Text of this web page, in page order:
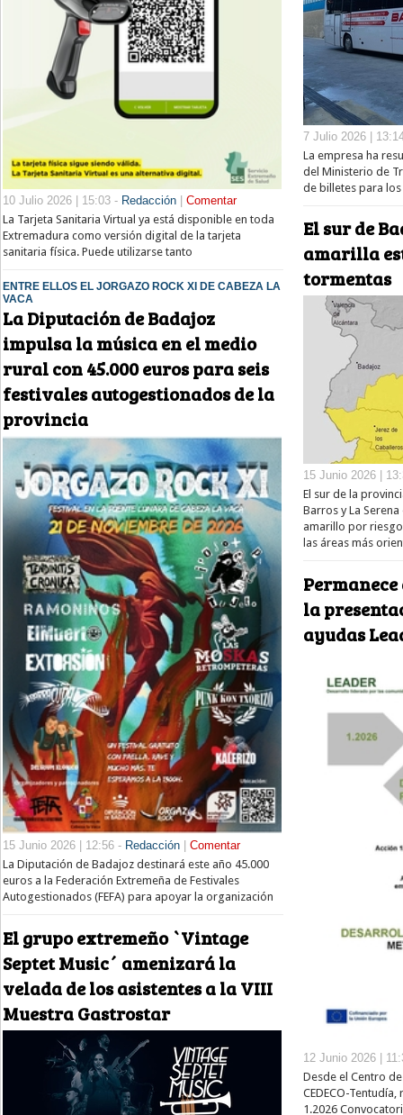
10 Julio 2026 | 15:03 - Redacción
Comentar
La Tarjeta Sanitaria Virtual ya está disponible en toda
Extremadura como versión digital de la tarjeta
sanitaria física. Puede utilizarse tanto
ENTRE ELLOS EL JORGAZO ROCK XI DE CABEZA LA
VACA
La Diputación de Badajoz
impulsa la música en el medio
rural con 45.000 euros para seis
festivales autogestionados de la
provincia
15 Junio 2026 | 12:56 - Redacción
Comentar
La Diputación de Badajoz destinará este año 45.000
euros a la Federación Extremeña de Festivales
Autogestionados (FEFA) para apoyar la organización
El grupo extremeño `Vintage
Septet Music´ amenizará la
velada de los asistentes a la VIII
Muestra Gastrostar
7 Julio 2026 |
La empresa ha
del Ministerio de
de billetes para
El sur de
amarilla
tormentas
15 Junio 2026 |
El sur de la
Barros y La
amarillo por
las áreas más
la
ayudas
12 Junio 2026 |
Desde el Centro
CEDECO-
1.2026